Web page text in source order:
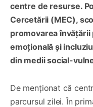
centre de resurse.
Cercetării (MEC),
promovarea
emoțională și
din medii social-
De menționat că
parcursul zilei. În